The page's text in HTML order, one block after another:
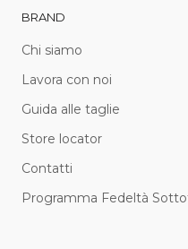
BRAND
Chi siamo
Lavora con noi
Guida alle taglie
Store locator
Contatti
Programma Fedeltà